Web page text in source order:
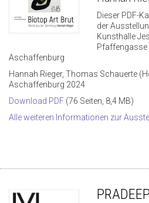
Dieser PDF-
der
Kunsthalle
Pfaffengasse
Aschaffenburg
Hannah Rieger, Thomas Schauerte
Aschaffenburg 2024
Download PDF (76 Seiten, 8,4 MB)
Alle weiteren Informationen zur